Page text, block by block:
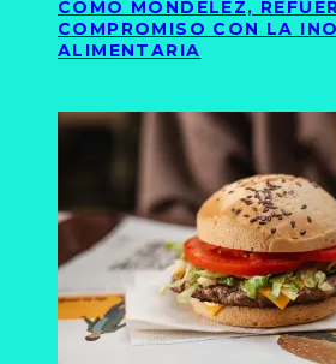
COMO MONDELEZ,
COMPROMISO CON LA
ALIMENTARIA